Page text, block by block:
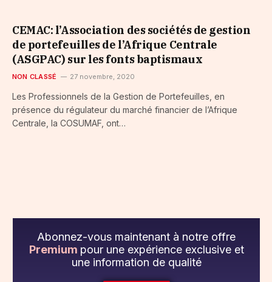
CEMAC: l’Association des sociétés de gestion
de portefeuilles de l’Afrique Centrale
(ASGPAC) sur les fonts baptismaux
NON CLASSÉ 27 novembre, 2020
Les Professionnels de la Gestion de Portefeuilles, en
présence du régulateur du marché financier de l’Afrique
Centrale, la COSUMAF, ont…
Abonnez-vous maintenant à notre offre
Premium pour une expérience exclusive et
une information de qualité